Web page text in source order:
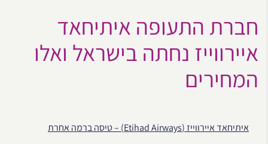
חברת התעופה איתיחאד
איירווייז נחתה בישראל ואלו
המחירים
איתיחאד איירווייז (Etihad Airways) – טיסה ברמה אחרת